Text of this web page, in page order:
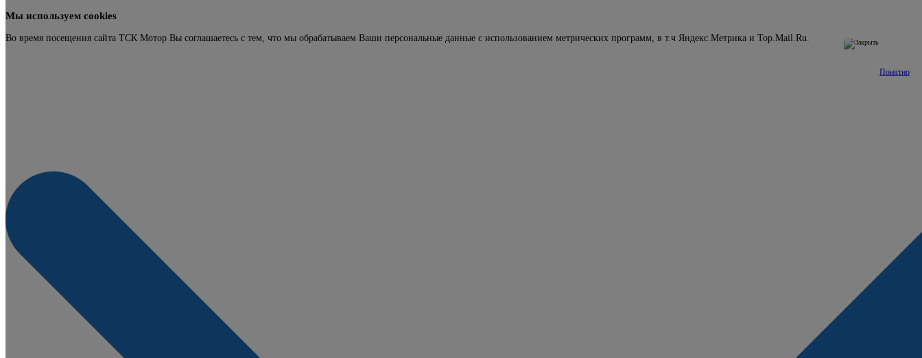
Мы используем cookies
Во время посещения сайта ТСК Мотор Вы соглашаетесь с тем, что мы обрабатываем Ваши персональные данные с использованием метрических программ, в т.ч Яндекс.Метрика и Top.Mail.Ru. Подробнее
Понятно